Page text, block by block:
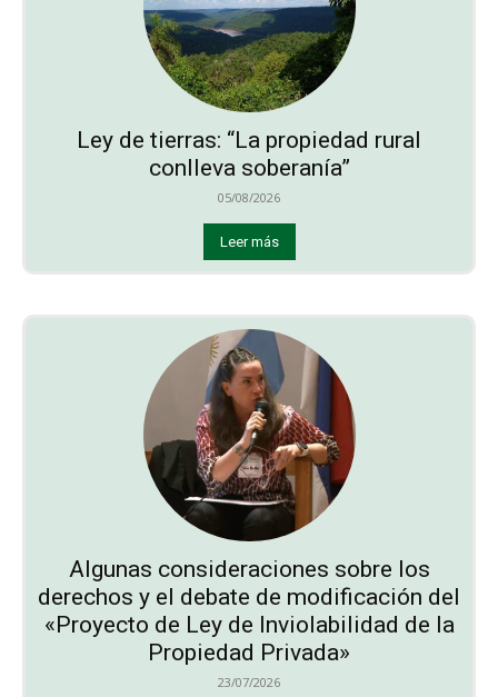
Ley de tierras: “La propiedad rural
conlleva soberanía”
05/08/2026
Leer más
Algunas consideraciones sobre los
derechos y el debate de modificación del
«Proyecto de Ley de Inviolabilidad de la
Propiedad Privada»
23/07/2026